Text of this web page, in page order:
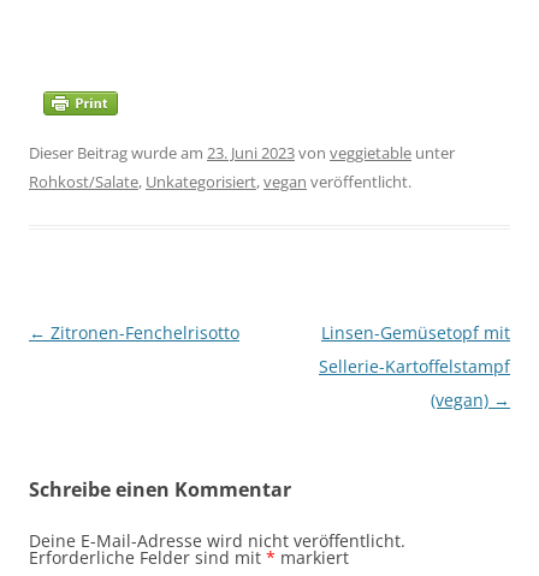
Dieser Beitrag wurde am 23. Juni 2023von veggietable unter
Rohkost/Salate, Unkategorisiert,vegan veröffentlicht.
Beitragsnavigation
← Zitronen-Fenchelrisotto
Linsen-Gemüsetopf mit
Sellerie-Kartoffelstampf
(vegan) →
Schreibe einen Kommentar
Deine E-Mail-Adresse wird nicht veröffentlicht.
Erforderliche Felder sind mit * markiert